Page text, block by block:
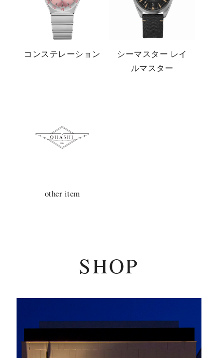
コンステレーション
シーマスター レイ
ルマスター
other item
SHOP